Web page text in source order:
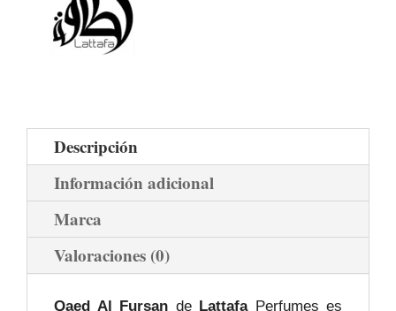
Descripción
Información adicional
Marca
Valoraciones (0)
Qaed Al Fursan de LattafaPerfumes es